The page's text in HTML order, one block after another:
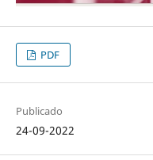
PDF
Publicado
24-09-2022